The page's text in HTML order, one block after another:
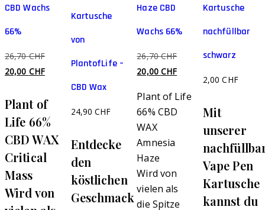
Optionen
auf
der
gewählt
werden
CBD Wachs
66%
26,70CHFUrsprünglicher
Preis
26,70 CHF
20,00 CHFAktueller
ist:
20,00 CHF.
Plant of
Life 66%
CBD WAX
Critical
Mass
Wird von
Kartusche
von
PlantofLife –
CBD Wax
24,90CHF
Entdecke
den
köstlichen
Geschmack
Optionen
auf
der
Produktseite
gewählt
werden
Haze CBD
Wachs 66%
26,70CHFUrsprünglicher
Preis
26,70 CHF
20,00 CHFAktueller
ist:
20,00 CHF.
Plant of Life
66% CBD
WAX
Amnesia
Haze
Wird von
vielen als
die Spitze
Kartusche
nachfüllbar
schwarz
2,00CHF
Mit
unserer
Vape Pen
Kartusche
kannst du